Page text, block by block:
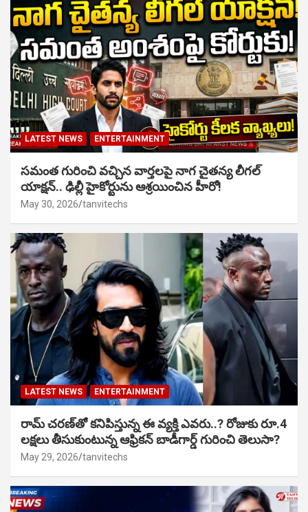
LATEST NEWS ENTERTAINMENT
సమంత గురించి వచ్చిన వార్తలపై నాగ చైతన్య లీగల్
యాక్షన్.. ఢిల్లీ హైకోర్టును ఆశ్రయించిన హీరో!
May 30, 2026 tanvitechs
LATEST NEWS ENTERTAINMENT
రామ్ చరణ్‌తో కనిపిస్తున్న ఈ వ్యక్తి ఎవరు..? రోజుకు రూ.4
లక్షలు తీసుకుంటున్న ఆఫ్రికన్ బాడీగార్డ్ గురించి తెలుసా?
May 29, 2026 tanvitechs